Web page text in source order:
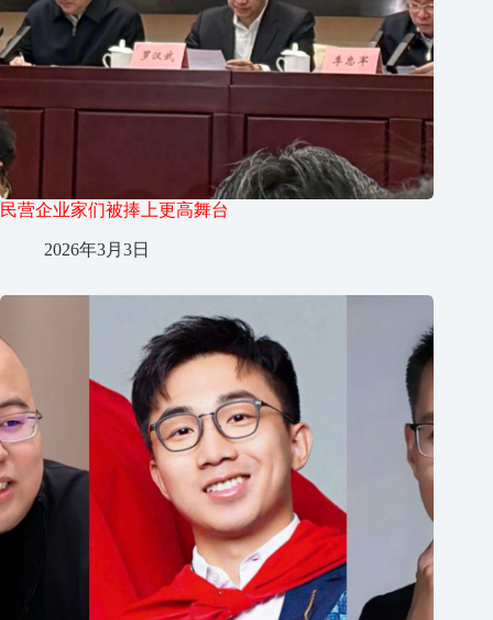
民营企业家们被捧上更高舞台
2026年3月3日